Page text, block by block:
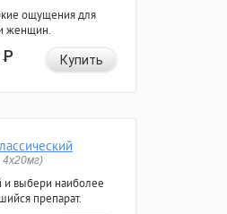
ощущения для
женщин.
Р Купить
4x20мг)
и выбери наиболее
препарат.